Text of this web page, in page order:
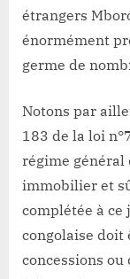
étrangers
énormément
germe de
Notons par
183 de la loi
régime général
immobilier et
complétée à ce
congolaise doit
concessions ou